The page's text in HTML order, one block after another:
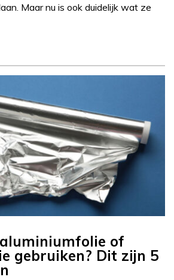
Maar nu is ook duidelijk wat ze
of
gebruiken? Dit zijn 5